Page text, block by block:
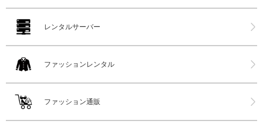
レンタルサーバー
ファッションレンタル
ファッション通販